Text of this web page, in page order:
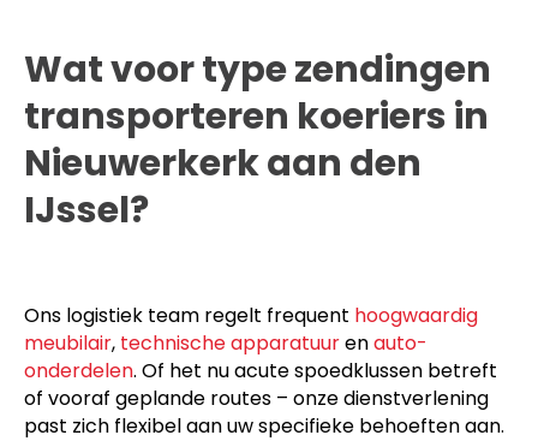
Wat voor type zendingen
transporteren koeriers in
Nieuwerkerk aan den
IJssel?
Ons logistiek team regelt frequent hoogwaardig
meubilair, technische apparatuurenauto-
onderdelen. Of het nu acute spoedklussen betreft
of vooraf geplande routes – onze dienstverlening
past zich flexibel aan uw specifieke behoeften aan.